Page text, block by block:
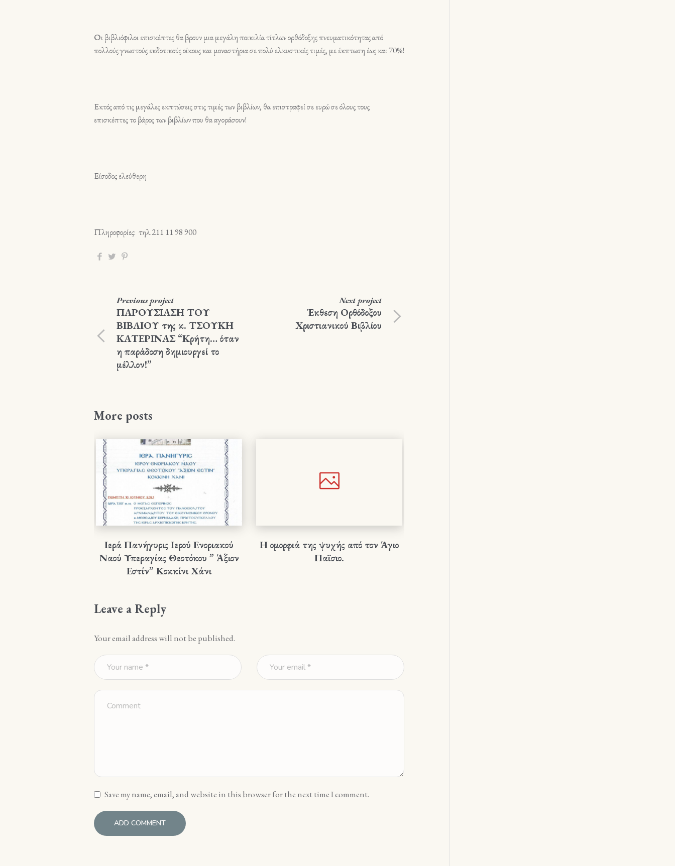
Οι βιβλιόφιλοι επισκέπτες θα βρουν μια μεγάλη ποικιλία τίτλων ορθόδοξης πνευματικότητας από
πολλούς γνωστούς εκδοτικούς οίκους και μοναστήρια σε πολύ ελκυστικές τιμές, με έκπτωση έως και 70%!
Εκτός από τις μεγάλες εκπτώσεις στις τιμές των βιβλίων, θα επιστραφεί σε ευρώ σε όλους τους
επισκέπτες το βάρος των βιβλίων που θα αγοράσουν!
Είσοδος ελεύθερη
Πληροφορίες: τηλ.211 11 98 900
Previousproject
ΠΑΡΟΥΣΙΑΣΗ ΤΟΥ
ΒΙΒΛΙΟΥ της κ. ΤΣΟΥΚΗ
ΚΑΤΕΡΙΝΑΣ “Κρήτη… όταν
η παράδοση δημιουργεί το
μέλλον!”
Nextproject
Έκθεση Ορθόδοξου
Χριστιανικού Βιβλίου
More posts
Ιερά Πανήγυρις Ιερού Ενοριακού
Ναού Υπεραγίας Θεοτόκου ” Άξιον
Εστίν” Κοκκίνι Χάνι
Η ομορφιά της ψυχής από τον Άγιο
Παϊσιο.
Leave a Reply
Your email address will not be published.
Save my name, email, and website in this browser for the next time I comment.